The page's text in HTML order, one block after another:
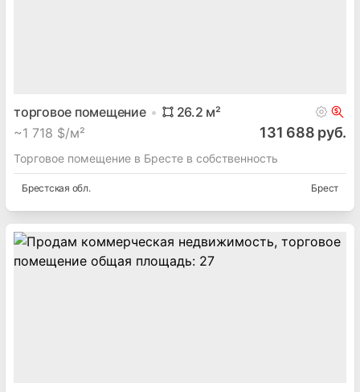
торговое помещение 26.2 м²
~1 718 $/м² 131 688 руб.
Торговое помещение в Бресте в собственность
Брестская обл. Брест